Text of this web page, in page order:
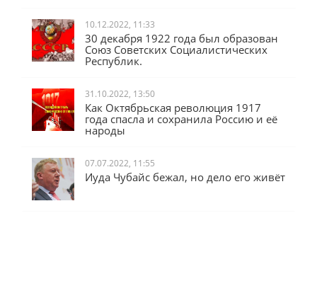
10.12.2022, 11:33
30 декабря 1922 года был образован
Союз Советских Социалистических
Республик.
31.10.2022, 13:50
Как Октябрьская революция 1917
года спасла и сохранила Россию и её
народы
07.07.2022, 11:55
Иуда Чубайс бежал, но дело его живёт